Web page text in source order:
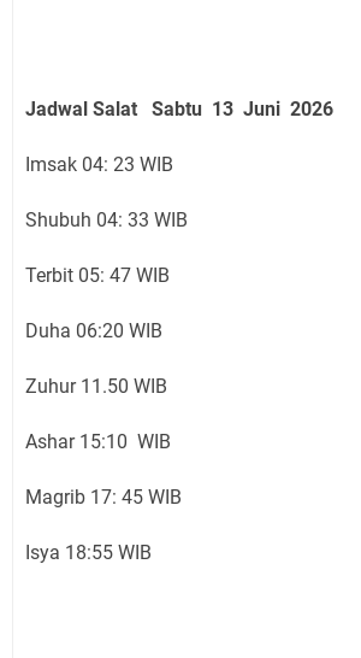
Jadwal Salat Sabtu 13 Juni 2026
Imsak 04: 23 WIB
Shubuh 04: 33 WIB
Terbit 05: 47 WIB
Duha 06:20 WIB
Zuhur 11.50 WIB
Ashar 15:10 WIB
Magrib 17: 45 WIB
Isya 18:55 WIB